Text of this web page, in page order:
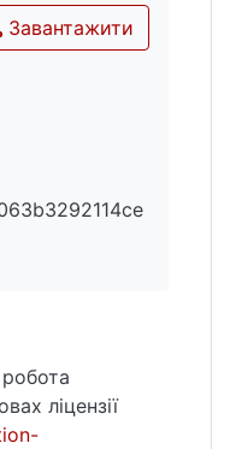
між
є зростаюча
які потребують
людської
і
Завантажити
ліцензії